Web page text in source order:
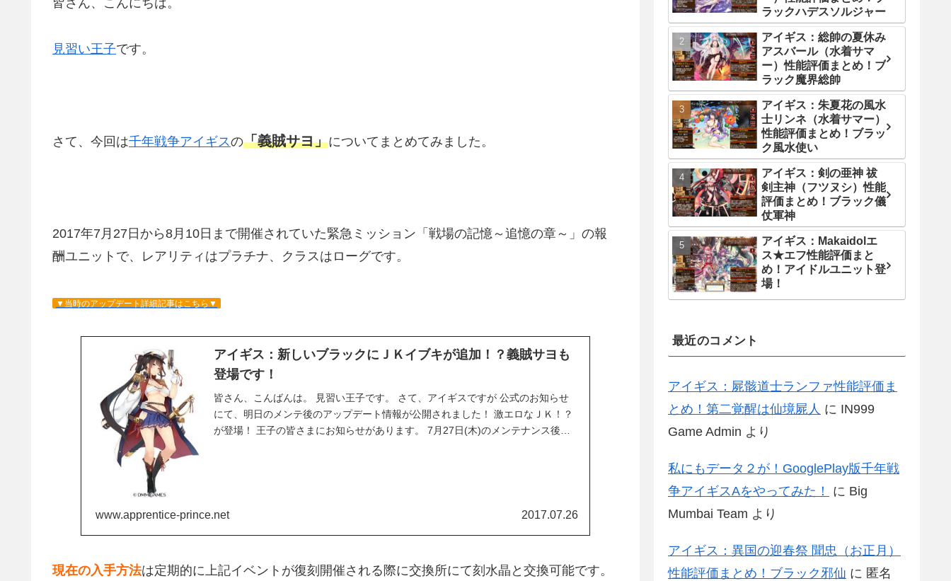
皆さん、こんにちは。
見習い王子です。
さて、今回は千年戦争アイギスの「義賊サヨ」についてまとめてみました。
2017年7月27日から8月10日まで開催されていた緊急ミッション「戦場の記憶～追憶の章～」の報
酬ユニットで、レアリティはプラチナ、クラスはローグです。
▼当時のアップデート詳細記事はこちら▼
アイギス：新しいブラックにＪＫイブキが追加！？義賊サヨも
登場です！
皆さん、こんばんは。 見習い王子です。 さて、アイギスですが 公式のお知らせ
にて、明日のメンテ後のアップデート情報が公開されました！ 激エロなＪＫ！？
が登場！ 王子の皆さまにお知らせがあります。 7月27日(木)のメンテナンス後よ
www.apprentice-prince.net 2017.07.26
現在の入手方法は定期的に上記イベントが復刻開催される際に交換所にて刻水晶と交換可能です。
ラックハデスソルジャー
アイギス：総帥の夏休み
アスバール（水着サマ
ー）性能評価まとめ！ブ
ラック魔界総帥
アイギス：朱夏花の風水
士リンネ（水着サマー）
性能評価まとめ！ブラッ
ク風水使い
アイギス：剣の亜神 祓
剣主神（フツヌシ）性能
評価まとめ！ブラック儀
仗軍神
アイギス：Makaidolエ
ス★エフ性能評価まと
め！アイドルユニット登
場！
最近のコメント
アイギス：屍骸道士ランファ性能評価ま
とめ！第二覚醒は仙境屍人 に IN999
Game Admin より
私にもデータ２が！GooglePlay版千年戦
争アイギスAをやってみた！
に Big
Mumbai Team より
アイギス：異国の迎春祭 聞忠（お正月）
性能評価まとめ！ブラック邪仙 に 匿名